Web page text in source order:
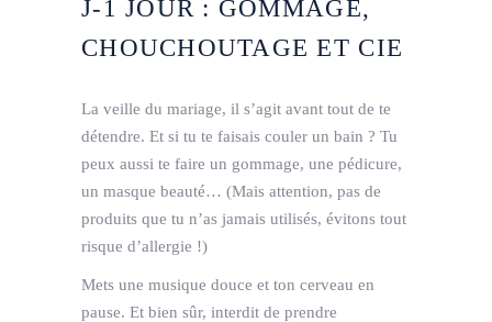
J­-1 JOUR : GOMMAGE,
CHOUCHOUTAGE ET CIE
La veille du mariage, il s’agit avant tout de te
détendre. Et si tu te faisais couler un bain ? Tu
peux aussi te faire un gommage, une pédicure,
un masque beauté… (Mais attention, pas de
produits que tu n’as jamais utilisés, évitons tout
risque d’allergie !)
Mets une musique douce et ton cerveau en
pause. Et bien sûr, interdit de prendre